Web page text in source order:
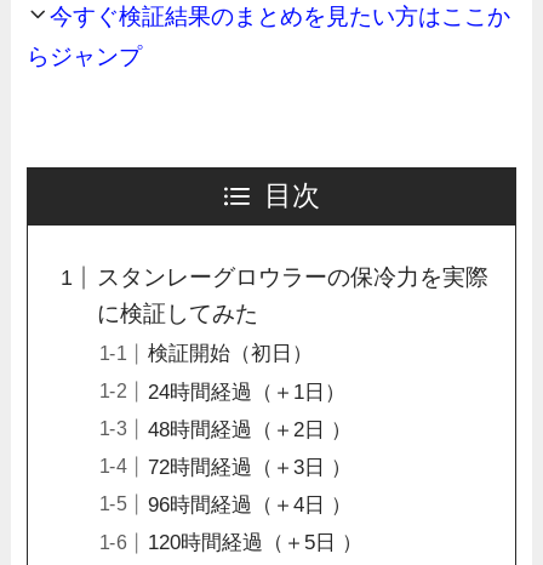
今すぐ検証結果のまとめを見たい方はここか
らジャンプ
目次
スタンレーグロウラーの保冷力を実際
に検証してみた
検証開始（初日）
24時間経過（＋1日）
48時間経過（＋2日 ）
72時間経過（＋3日 ）
96時間経過（＋4日 ）
120時間経過（＋5日 ）